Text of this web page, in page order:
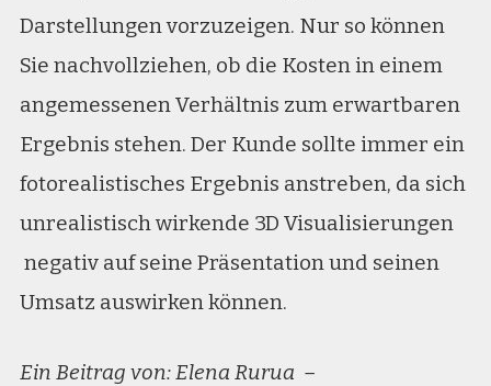
Darstellungen vorzuzeigen. Nur so können
Sie nachvollziehen, ob die Kosten in einem
angemessenen Verhältnis zum erwartbaren
Ergebnis stehen. Der Kunde sollte immer ein
fotorealistisches Ergebnis anstreben, da sich
unrealistisch wirkende 3D Visualisierungen
negativ auf seine Präsentation und seinen
Umsatz auswirken können.
Ein Beitrag von: Elena Rurua –